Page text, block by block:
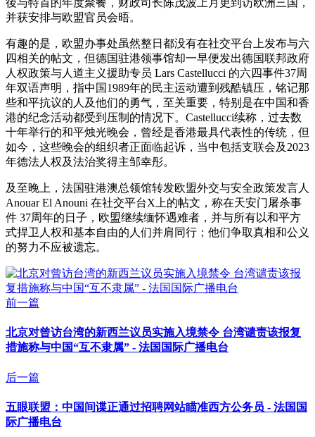
後与特首的年度聚餐，财政司长陈茂波上月更到访欧洲三国，
并获安排与欧盟官员会晤。
有趣的是，欧盟办事处虽然整日都没有在社交平台上发布与六
四相关的帖文，但德国驻港领事馆却一早便发出德国联邦政府
人权政策与人道主义援助专员 Lars Castellucci 的六四事件37周
年双语声明，指中国1989年的民主运动遭到残酷镇压，铭记那
些和平抗议的人及他们的勇气，至关重要，特别是在中国和香
港的纪念活动都受到压制的情况下。Castellucci续称，过去数
十年举行的和平烛光晚会，曾经是香港最具代表性的传统，但
如今，这些晚会的组织者正面临起诉，当中包括支联会及2023
年德法人权及法治奖得主邹幸彤。
及至晚上，法国驻港澳总领馆转发欧盟外交与安全政策发言人
Anouar El Anouni 在社交平台X上的帖文，称在天安门屠杀事
件 37周年的日子，欧盟继续缅怀遇难者，并与所有以和平方
式捍卫人权和基本自由的人们并肩同行；他们争取真相和公义
的努力不应被遗忘。
前一篇
北京对曾访台湾的新西兰议员实施入境禁令 台湾谴责该报复
措施称与中国“互不隶属” - 法国国际广播电台
后一篇
五眼联盟：中国间谍正通过招聘网站瞄准西方公务员 - 法国国
际广播电台